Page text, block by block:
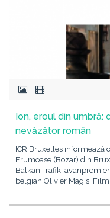
Ion, eroul din
nevăzător român
ICR Bruxelles informează
Frumoase (Bozar) din
Balkan Trafik,
belgian Olivier Magis.